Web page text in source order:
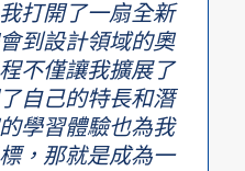
打開了一扇全新
到設計領域的奧
不僅讓我擴展了
自己的特長和潛
學習體驗也為我
，那就是成為一